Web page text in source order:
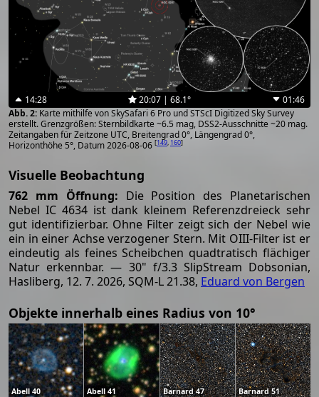
14:28 20:07 | 68.1°
01:46
Karte mithilfe von SkySafari 6 Pro und STScI Digitized Sky Survey
erstellt. Grenzgrößen: Sternbildkarte ~6.5 mag, DSS2-Ausschnitte ~20 mag.
Zeitangaben für Zeitzone UTC, Breitengrad 0°, Längengrad 0°,
Horizonthöhe 5°, Datum 2026-08-06 [149, 160]
Visuelle Beobachtung
762 mm Öffnung: Die Position des Planetarischen
Nebel IC 4634 ist dank kleinem Referenzdreieck sehr
gut identifizierbar. Ohne Filter zeigt sich der Nebel wie
ein in einer Achse verzogener Stern. Mit OIII-Filter ist er
eindeutig als feines Scheibchen quadtratisch flächiger
Natur erkennbar. — 30" f/3.3 SlipStream Dobsonian,
Hasliberg, 12. 7. 2026, SQM-L 21.38, Eduard von Bergen
Objekte innerhalb eines Radius von 10°
Abell 40 Abell 41 Barnard 47 Barnard 51